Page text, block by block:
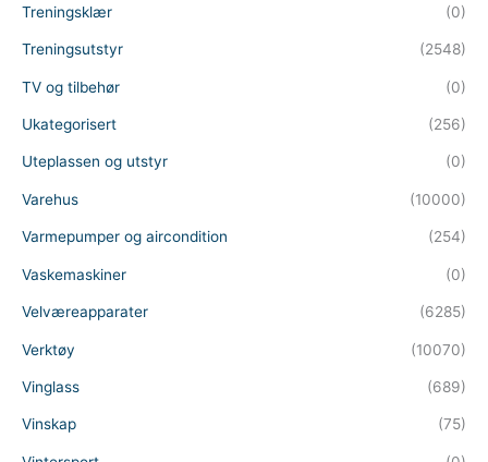
Treningsklær (0)
Treningsutstyr (2548)
TV og tilbehør (0)
Ukategorisert (256)
Uteplassen og utstyr (0)
Varehus (10000)
Varmepumper og aircondition (254)
Vaskemaskiner (0)
Velværeapparater (6285)
Verktøy (10070)
Vinglass (689)
Vinskap (75)